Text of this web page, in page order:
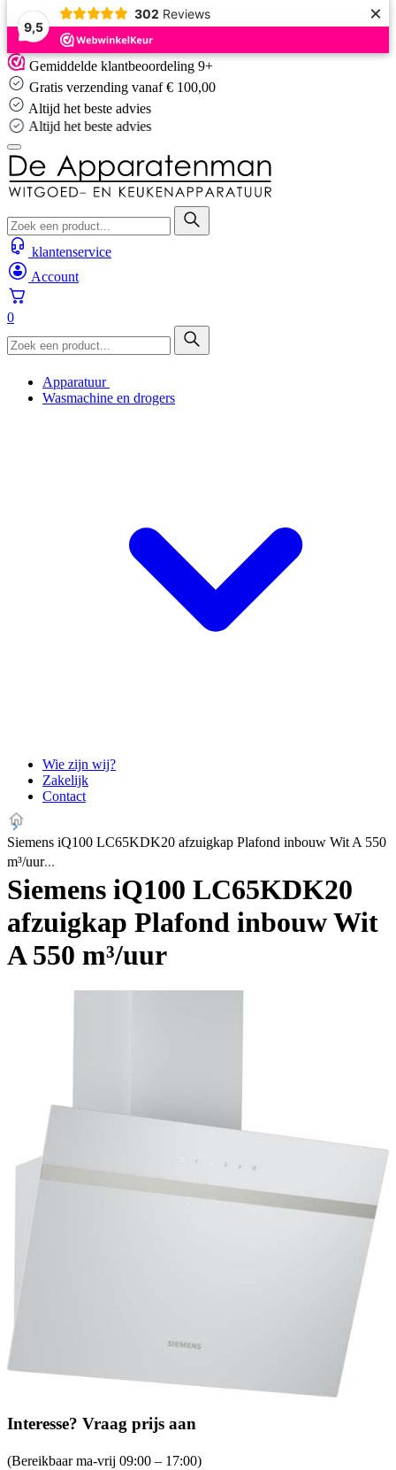
9,5
302 Reviews ×
Skip
to
content
Gemiddelde klantbeoordeling 9+
Gratis verzending vanaf € 100,00
Altijd het beste advies
Altijd het beste advies
klantenservice
Account
0
Apparatuur
Wasmachine en drogers
Wie zijn wij?
Zakelijk
Contact
Siemens iQ100 LC65KDK20 afzuigkap Plafond inbouw Wit A 550
m³/uur
Siemens iQ100 LC65KDK20
afzuigkap Plafond inbouw Wit
A 550 m³/uur
Interesse? Vraag prijs aan
(Bereikbaar ma-vrij 09:00 – 17:00)